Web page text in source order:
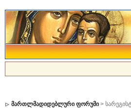
მართლმადიდებლური ფორუმი>